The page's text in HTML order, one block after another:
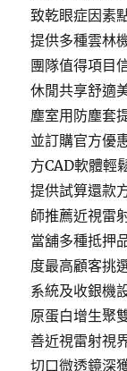
致乾眼症因素
提供多種雲林
團隊值得項目
休閒共享舒適
塵室用防塵套
並訂購官方優
方CAD軟體輕
提供試算還款
師推薦近視雷
當舖多種抵押
度最高顧客挑
系統及收銀機
原蛋白增生聚
善近視雷射視
切口微透鏡深